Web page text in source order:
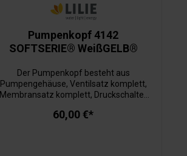
Pumpenkopf 4142
SOFTSERIE® WeißGELB®
Der Pumpenkopf besteht aus
Pumpengehäuse, Ventilsatz komplett,
Membransatz komplett, Druckschalter
Befestigungsschrauben. TW-zertifiziert.
60,00 €*